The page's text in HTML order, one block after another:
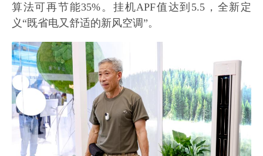
算法可再节能35%。挂机APF值达到5.5，全新定
义“既省电又舒适的新风空调”。